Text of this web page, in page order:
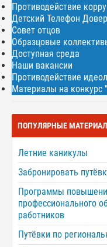
Противодействие
Детский Телефон
Совет отцов
Образцовые
Доступная среда
Наши вакансии
Противодействие
Материалы на конкурс
ПОПУЛЯРНЫЕ
Летние каникулы
Забронировать
Программы
профессионального
работников
Путёвки по